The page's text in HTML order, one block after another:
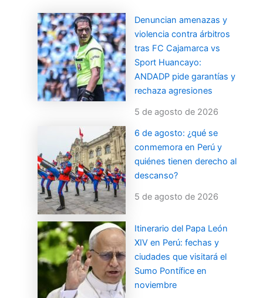
Denuncian amenazas y
violencia contra árbitros
tras FC Cajamarca vs
Sport Huancayo:
ANDADP pide garantías y
rechaza agresiones
5 de agosto de 2026
6 de agosto: ¿qué se
conmemora en Perú y
quiénes tienen derecho al
descanso?
5 de agosto de 2026
Itinerario del Papa León
XIV en Perú: fechas y
ciudades que visitará el
Sumo Pontífice en
noviembre